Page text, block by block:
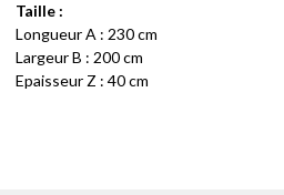
Taille :
Longueur A : 230 cm
Largeur B : 200 cm
Epaisseur Z : 40 cm